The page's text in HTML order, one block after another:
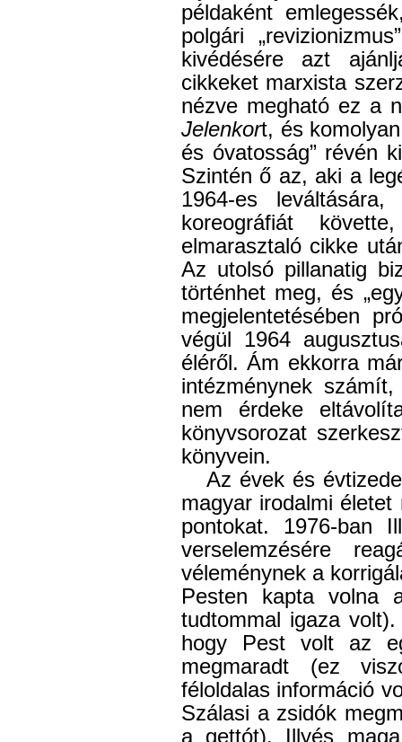
példaként
polgári
kivédésére azt
cikkeket marxista
nézve megható ez a
Jelenkort, és
és óvatosság” révén
Szintén ő az, aki a
1964-es
koreográfiát
elmarasztaló cikke
Az utolsó pillanatig
történhet meg, és
megjelentetésében
végül 1964
éléről. Ám ekkorra
intézménynek
nem érdeke
könyvsorozat
könyvein.
Az évek és
magyar irodalmi
pontokat. 1976-ban
verselemzésére
véleménynek a
Pesten kapta volna
tudtommal igaza
hogy Pest volt az
megmaradt (ez
féloldalas információ
Szálasi a zsidók
a gettót). Illyés